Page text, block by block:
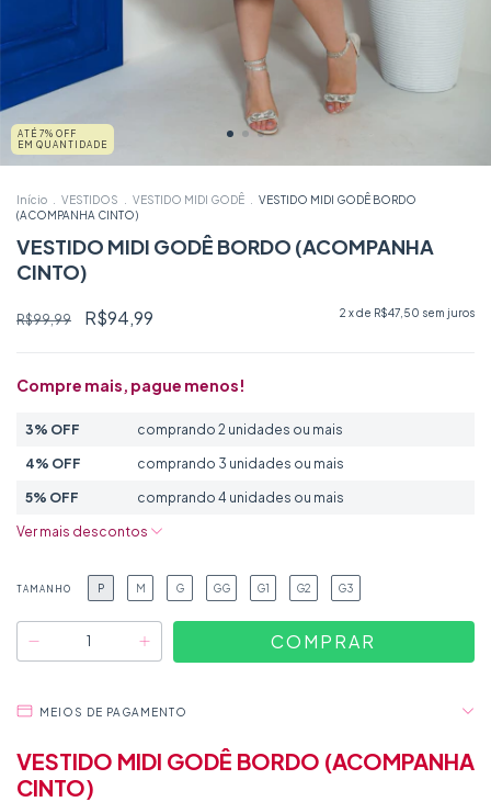
ATÉ 7% OFF
EM QUANTIDADE
Início VESTIDOS VESTIDO MIDI GODÊ
VESTIDO MIDI GODÊ BORDO
(ACOMPANHA CINTO)
VESTIDO MIDI GODÊ BORDO (ACOMPANHA
CINTO)
R$99,99 R$94,99 2 x de R$47,50 sem juros
Compre mais, pague menos!
3% OFF comprando 2 unidades ou mais
4% OFF comprando 3 unidades ou mais
5% OFF comprando 4 unidades ou mais
Ver mais descontos
TAMANHO P M G GG G1 G2 G3
MEIOS DE PAGAMENTO
VESTIDO MIDI GODÊ BORDO (ACOMPANHA
CINTO)